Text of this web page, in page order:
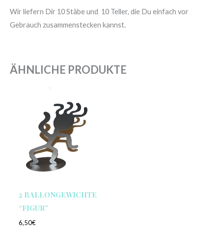
Wir liefern Dir 10 Stäbe und 10 Teller, die Du einfach vor
Gebrauch zusammenstecken kannst.
ÄHNLICHE PRODUKTE
2 BALLONGEWICHTE
“FIGUR”
6,50€